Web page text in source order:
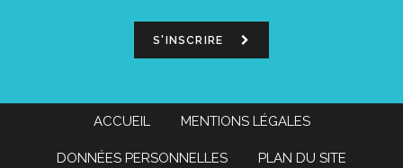
S'INSCRIRE
ACCUEIL MENTIONS LÉGALES
DONNÉES PERSONNELLES PLAN DU SITE